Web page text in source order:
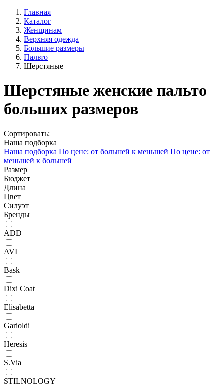
Главная
Каталог
Женщинам
Верхняя одежда
Большие размеры
Пальто
Шерстяные
Шерстяные женские пальто
больших размеров
Сортировать:
Наша подборка
Наша подборка По цене: от большей к меньшей По цене: от
меньшей к большей
Размер
Бюджет
Длина
Цвет
Силуэт
Бренды
ADD
AVI
Bask
Dixi Coat
Elisabetta
Garioldi
Heresis
S.Via
STILNOLOGY